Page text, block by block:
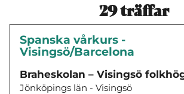
29träffar
Spanska vårkurs -
Visingsö/Barcelona
Braheskolan – Visingsö
Jönköpings län - Visingsö